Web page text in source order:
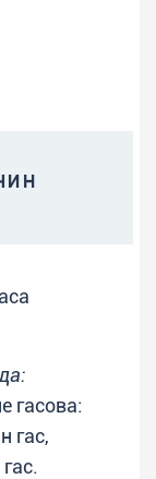
гасова:
гас,